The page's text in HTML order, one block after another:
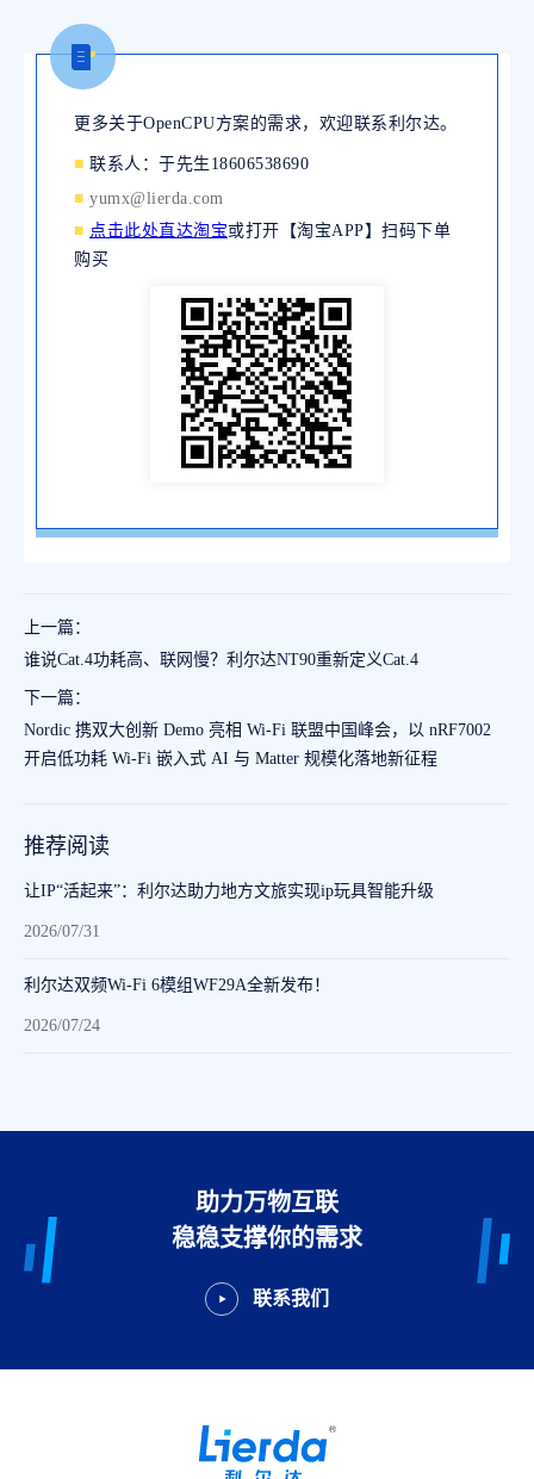
更多关于OpenCPU方案的需求，欢迎联系利尔达。
■ 联系人：于先生18606538690
■ yumx@lierda.com
■ 点击此处直达淘宝或打开【淘宝APP】扫码下单
购买
上一篇：
谁说Cat.4功耗高、联网慢？利尔达NT90重新定义Cat.4
下一篇：
Nordic 携双大创新 Demo 亮相 Wi-Fi 联盟中国峰会，以 nRF7002
开启低功耗 Wi-Fi 嵌入式 AI 与 Matter 规模化落地新征程
推荐阅读
让IP“活起来”：利尔达助力地方文旅实现ip玩具智能升级
2026/07/31
利尔达双频Wi-Fi 6模组WF29A全新发布！
2026/07/24
助力万物互联
稳稳支撑你的需求
联系我们